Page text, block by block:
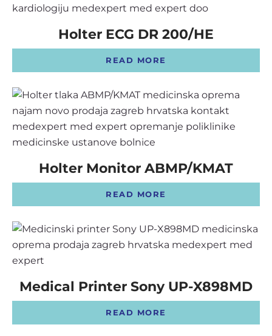
Holter ECG DR 200/HE
READ MORE
Holter Monitor ABMP/KMAT
READ MORE
Medical Printer Sony UP-X898MD
READ MORE